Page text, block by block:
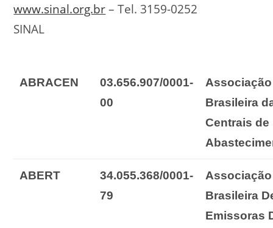
www.sinal.org.br – Tel. 3159-0252
SINAL
ABRACEN
03.656.907/0001-
00
Associação
Brasileira
Centrais de
ABERT
34.055.368/0001-
79
Associação
Brasileira
Emissoras